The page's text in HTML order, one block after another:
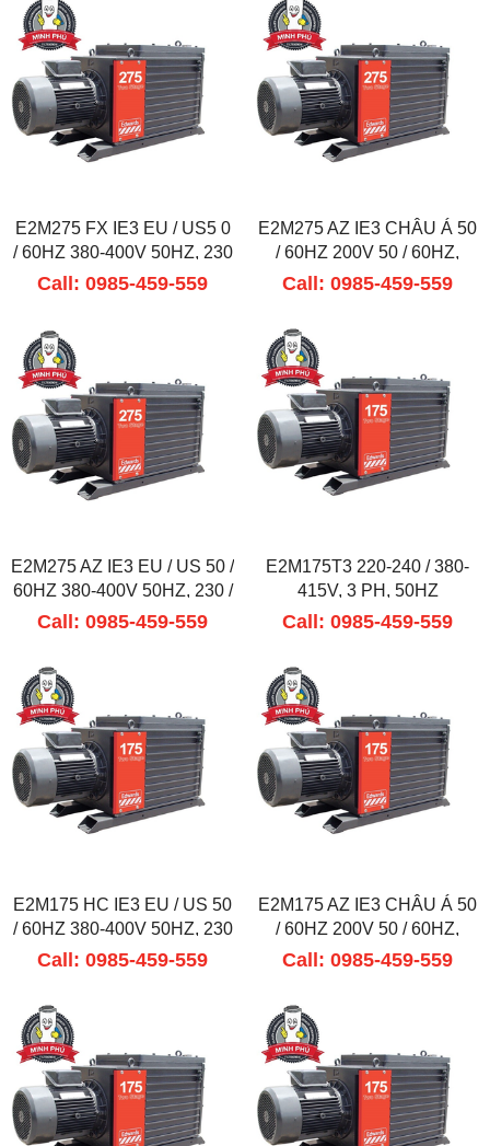
E2M275 FX IE3 EU / US5 0
/ 60HZ 380-400V 50HZ, 230
/ 460V 60HZ
Call: 0985-459-559
E2M275 AZ IE3 CHÂU Á 50
/ 60HZ 200V 50 / 60HZ,
380V 60HZ
Call: 0985-459-559
E2M275 AZ IE3 EU / US 50 /
60HZ 380-400V 50HZ, 230 /
460V 60HZ
Call: 0985-459-559
E2M175T3 220-240 / 380-
415V, 3 PH, 50HZ
Call: 0985-459-559
E2M175 HC IE3 EU / US 50
/ 60HZ 380-400V 50HZ, 230
/ 460V 60HZ
Call: 0985-459-559
E2M175 AZ IE3 CHÂU Á 50
/ 60HZ 200V 50 / 60HZ,
380V 60HZ
Call: 0985-459-559